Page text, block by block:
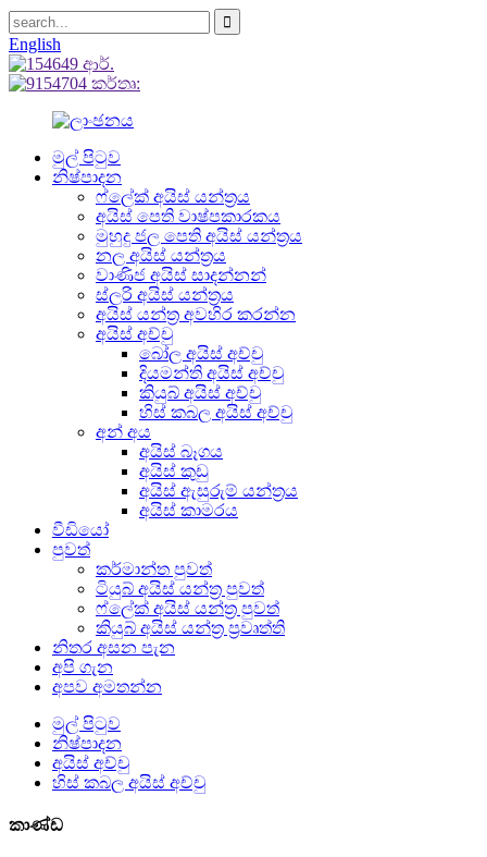
English
මුල් පිටුව
නිෂ්පාදන
ෆ්ලේක් අයිස් යන්ත්‍රය
අයිස් පෙති වාෂ්පකාරකය
මුහුදු ජල පෙති අයිස් යන්ත්‍රය
නල අයිස් යන්ත්‍රය
වාණිජ අයිස් සාදන්නන්
ස්ලරි අයිස් යන්ත්‍රය
අයිස් යන්ත්‍ර අවහිර කරන්න
අයිස් අච්චු
බෝල අයිස් අච්චු
දියමන්ති අයිස් අච්චු
කියුබ් අයිස් අච්චු
හිස් කබල අයිස් අච්චු
අන් අය
අයිස් බෑගය
අයිස් කුඩු
අයිස් ඇසුරුම් යන්ත්‍රය
අයිස් කාමරය
වීඩියෝ
පුවත්
කර්මාන්ත පුවත්
ටියුබ් අයිස් යන්ත්‍ර පුවත්
ෆ්ලේක් අයිස් යන්ත්‍ර පුවත්
කියුබ් අයිස් යන්ත්‍ර ප්‍රවෘත්ති
නිතර අසන පැන
අපි ගැන
අපව අමතන්න
මුල් පිටුව
නිෂ්පාදන
අයිස් අච්චු
හිස් කබල අයිස් අච්චු
කාණ්ඩ